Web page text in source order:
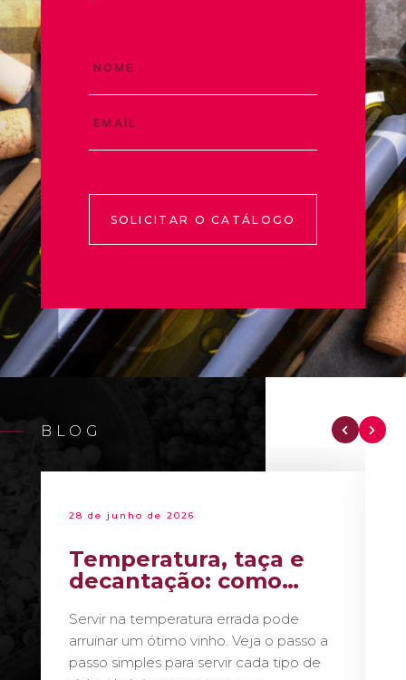
SOLICITAR O CATÁLOGO
BLOG
28 de junho de 2026
Temperatura, taça e
decantação: como
sommelier
Servir na temperatura errada pode
arruinar um ótimo vinho. Veja o passo a
passo simples para servir cada tipo de